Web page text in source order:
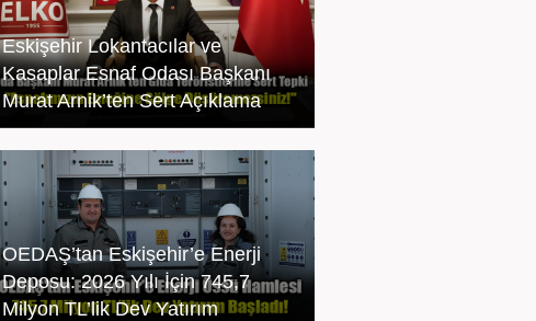
Eskişehir Lokantacılar ve
Kasaplar Esnaf Odası Başkanı
Murat Arnik’ten Sert Açıklama
OEDAŞ’tan Eskişehir’e Enerji
Deposu: 2026 Yılı İçin 745,7
Milyon TL’lik Dev Yatırım